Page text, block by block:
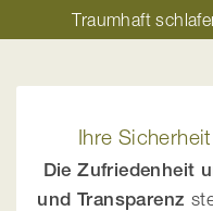
Traumhaft
Ihre
Die Zufriedenheit
und Transparenz